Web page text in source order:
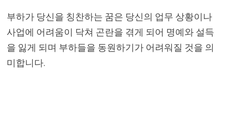
부하가 당신을 칭찬하는 꿈은 당신의 업무 상황이나
사업에 어려움이 닥쳐 곤란을 겪게 되어 명예와 설득
을 잃게 되며 부하들을 동원하기가 어려워질 것을 의
미합니다.